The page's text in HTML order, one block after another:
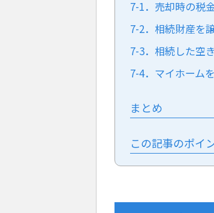
7-1．売却時の税
7-2．相続財産を
7-3．相続した空
7-4．マイホーム
まとめ
この記事のポイ